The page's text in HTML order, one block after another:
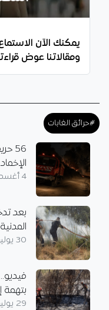
يمكنك الآن الاستماع
ومقالاتنا عوض
#حرائق الغابات
الإخماد في
4 أغسطس 2026
بعد
المدنية تخمد 34
30 يوليو 2026
بتهمة
29 يوليو 2026